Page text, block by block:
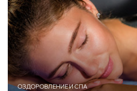
ОЗДОРОВЛЕНИЕ И СПА